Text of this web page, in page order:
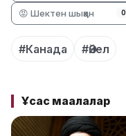
😡 Шектен шыққан 0
#Канада #Әйел
Ұқсас мақалалар